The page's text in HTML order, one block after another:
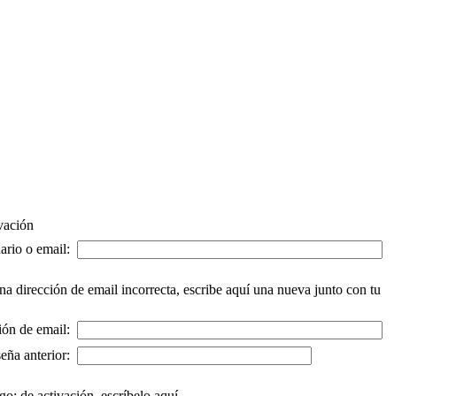
o email:
dirección de email incorrecta, escribe aquí una nueva junto con tu
de email:
anterior: